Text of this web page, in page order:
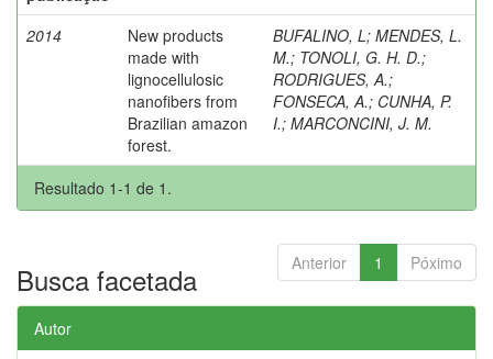
2014
New products
made with
lignocellulosic
nanofibers from
Brazilian amazon
forest.
BUFALINO, L; MENDES, L.
M.; TONOLI, G. H. D.;
RODRIGUES, A.;
FONSECA, A.; CUNHA, P.
I.; MARCONCINI, J. M.
Resultado 1-1 de 1.
Anterior 1 Póximo
Busca facetada
Autor